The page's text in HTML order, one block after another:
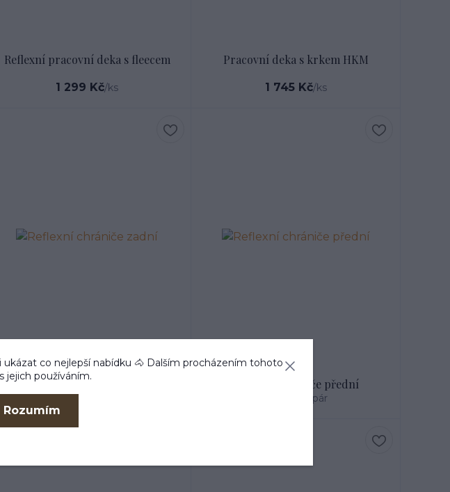
Reflexní pracovní deka s fleecem
1 299 Kč/ks
Pracovní deka s krkem HKM
1 745 Kč/ks
Reflexní chrániče zadní
834 Kč
Reflexní chrániče přední
pár
ukázat co nejlepší nabídku 🐴 Dalším procházením tohoto
jejich používáním.
Rozumím